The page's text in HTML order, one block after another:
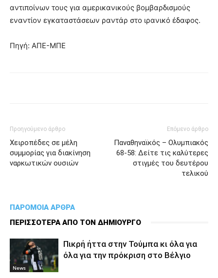
αντιποίνων τους για αμερικανικούς βομβαρδισμούς
εναντίον εγκαταστάσεων ραντάρ στο ιρανικό έδαφος.
Πηγή: ΑΠΕ-ΜΠΕ
Προηγούμενο άρθρο
Χειροπέδες σε μέλη
συμμορίας για διακίνηση
ναρκωτικών ουσιών
Επόμενο άρθρο
Παναθηναϊκός – Ολυμπιακός
68-58: Δείτε τις καλύτερες
στιγμές του δευτέρου
τελικού
ΠΑΡΟΜΟΙΑ ΑΡΘΡΑ
ΠΕΡΙΣΣΟΤΕΡΑ ΑΠΟ ΤΟΝ ΔΗΜΙΟΥΡΓΟ
News
Πικρή ήττα στην Τούμπα κι όλα για
όλα για την πρόκριση στο Βέλγιο